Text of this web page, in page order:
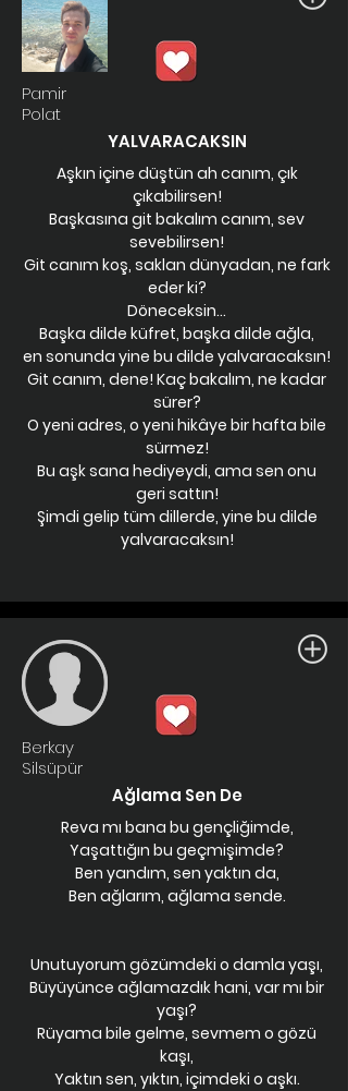
Pamir
Polat
YALVARACAKSIN
Aşkın içine düştün ah canım, çık
çıkabilirsen!
Başkasına git bakalım canım, sev
sevebilirsen!
Git canım koş, saklan dünyadan, ne fark
eder ki?
Döneceksin…
Başka dilde küfret, başka dilde ağla,
en sonunda yine bu dilde yalvaracaksın!
Git canım, dene! Kaç bakalım, ne kadar
sürer?
O yeni adres, o yeni hikâye bir hafta bile
sürmez!
Bu aşk sana hediyeydi, ama sen onu
geri sattın!
Şimdi gelip tüm dillerde, yine bu dilde
yalvaracaksın!
Berkay
Silsüpür
Ağlama Sen De
Reva mı bana bu gençliğimde,
Yaşattığın bu geçmişimde?
Ben yandım, sen yaktın da,
Ben ağlarım, ağlama sende.
Unutuyorum gözümdeki o damla yaşı,
Büyüyünce ağlamazdık hani, var mı bir
yaşı?
Rüyama bile gelme, sevmem o gözü
kaşı,
Yaktın sen, yıktın, içimdeki o aşkı.